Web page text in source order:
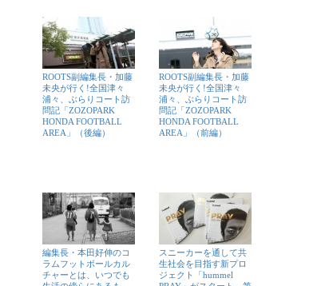
ROOTS副編集長・加藤
未央が行く!全国津々
浦々、ぶらりコート訪
問記「ZOZOPARK
HONDA FOOTBALL
AREA」（後編）
ROOTS副編集長・加藤
未央が行く!全国津々
浦々、ぶらりコート訪
問記「ZOZOPARK
HONDA FOOTBALL
AREA」（前編）
編集長・本田好伸のコ
ラムフットボールカル
チャーとは、いつでも
スニーカーを通して共
生社会を目指す新プロ
ジェクト「hummel